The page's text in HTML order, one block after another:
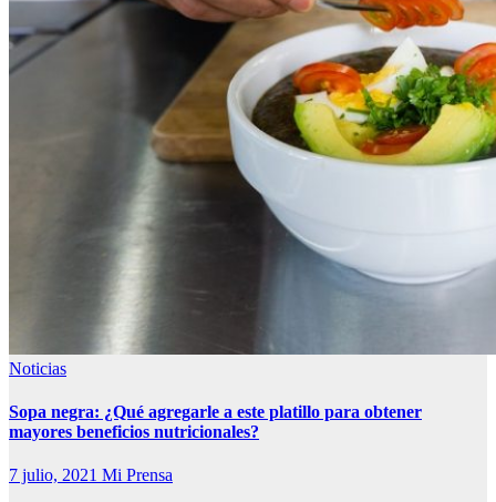
Noticias
Sopa negra: ¿Qué agregarle a este platillo para obtener
mayores beneficios nutricionales?
7 julio, 2021 Mi Prensa